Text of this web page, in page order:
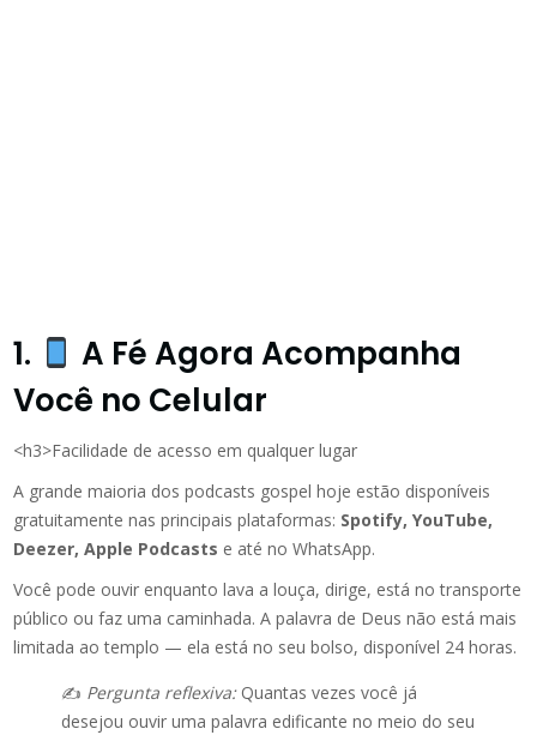
1.
A Fé Agora Acompanha
Você no Celular
<h3>Facilidade de acesso em qualquer lugar
A grande maioria dos podcasts gospel hoje estão disponíveis
gratuitamente nas principais plataformas: Spotify, YouTube,
Deezer, Apple Podcasts e até no WhatsApp.
Você pode ouvir enquanto lava a louça, dirige, está no transporte
público ou faz uma caminhada. A palavra de Deus não está mais
limitada ao templo — ela está no seu bolso, disponível 24 horas.
✍️ Pergunta reflexiva:Quantas vezes você já
desejou ouvir uma palavra edificante no meio do seu